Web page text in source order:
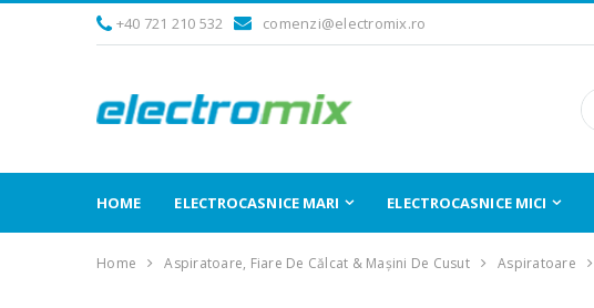
+40 721 210 532 comenzi@electromix.ro
HOME ELECTROCASNICE MARI ELECTROCASNICE MICI
Home Aspiratoare, Fiare De Călcat & Mașini De Cusut Aspiratoare